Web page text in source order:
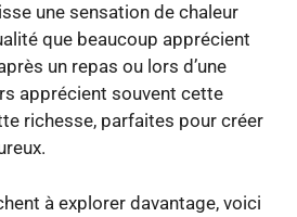
une sensation de chaleur
que beaucoup apprécient
un repas ou lors d’une
apprécient souvent cette
richesse, parfaites pour créer
à explorer davantage, voici